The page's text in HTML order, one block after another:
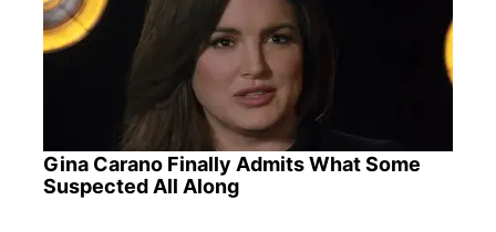
Gina Carano Finally Admits What Some
Suspected All Along